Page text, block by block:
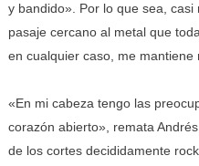
y bandido». Por lo que sea,
pasaje cercano al metal que
en cualquier caso, me mantiene
«En mi cabeza tengo las
corazón abierto», remata
de los cortes decididamente